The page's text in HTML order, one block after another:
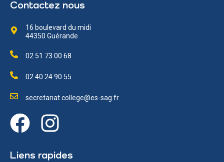
Contactez nous
16 boulevard du midi
44350 Guérande
02 51 73 00 68
02 40 24 90 55
secretariat.college@es-sag.fr
Liens rapides